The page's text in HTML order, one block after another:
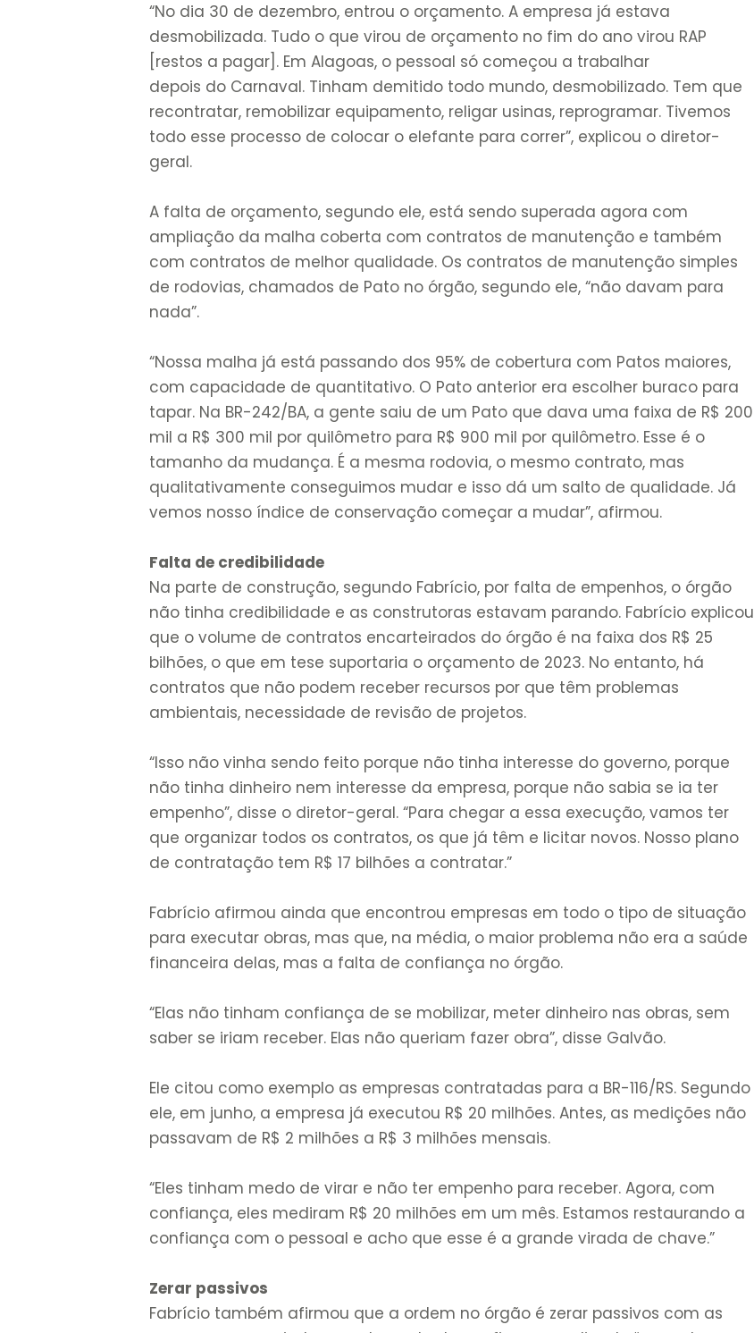
“No dia 30 de dezembro, entrou o orçamento. A empresa já estava
desmobilizada. Tudo o que virou de orçamento no fim do ano virou RAP
[restos a pagar]. Em Alagoas, o pessoal só começou a trabalhar
depois do Carnaval. Tinham demitido todo mundo, desmobilizado. Tem que
recontratar, remobilizar equipamento, religar usinas, reprogramar. Tivemos
todo esse processo de colocar o elefante para correr”, explicou o diretor-
geral.
A falta de orçamento, segundo ele, está sendo superada agora com
ampliação da malha coberta com contratos de manutenção e também
com contratos de melhor qualidade. Os contratos de manutenção simples
de rodovias, chamados de Pato no órgão, segundo ele, “não davam para
nada”.
“Nossa malha já está passando dos 95% de cobertura com Patos maiores,
com capacidade de quantitativo. O Pato anterior era escolher buraco para
tapar. Na BR-242/BA, a gente saiu de um Pato que dava uma faixa de R$ 200
mil a R$ 300 mil por quilômetro para R$ 900 mil por quilômetro. Esse é o
tamanho da mudança. É a mesma rodovia, o mesmo contrato, mas
qualitativamente conseguimos mudar e isso dá um salto de qualidade. Já
vemos nosso índice de conservação começar a mudar”, afirmou.
Falta de credibilidade
Na parte de construção, segundo Fabrício, por falta de empenhos, o órgão
não tinha credibilidade e as construtoras estavam parando. Fabrício explicou
que o volume de contratos encarteirados do órgão é na faixa dos R$ 25
bilhões, o que em tese suportaria o orçamento de 2023. No entanto, há
contratos que não podem receber recursos por que têm problemas
ambientais, necessidade de revisão de projetos.
“Isso não vinha sendo feito porque não tinha interesse do governo, porque
não tinha dinheiro nem interesse da empresa, porque não sabia se ia ter
empenho”, disse o diretor-geral. “Para chegar a essa execução, vamos ter
que organizar todos os contratos, os que já têm e licitar novos. Nosso plano
de contratação tem R$ 17 bilhões a contratar.”
Fabrício afirmou ainda que encontrou empresas em todo o tipo de situação
para executar obras, mas que, na média, o maior problema não era a saúde
financeira delas, mas a falta de confiança no órgão.
“Elas não tinham confiança de se mobilizar, meter dinheiro nas obras, sem
saber se iriam receber. Elas não queriam fazer obra”, disse Galvão.
Ele citou como exemplo as empresas contratadas para a BR-116/RS. Segundo
ele, em junho, a empresa já executou R$ 20 milhões. Antes, as medições não
passavam de R$ 2 milhões a R$ 3 milhões mensais.
“Eles tinham medo de virar e não ter empenho para receber. Agora, com
confiança, eles mediram R$ 20 milhões em um mês. Estamos restaurando a
confiança com o pessoal e acho que esse é a grande virada de chave.”
Zerar passivos
Fabrício também afirmou que a ordem no órgão é zerar passivos com as